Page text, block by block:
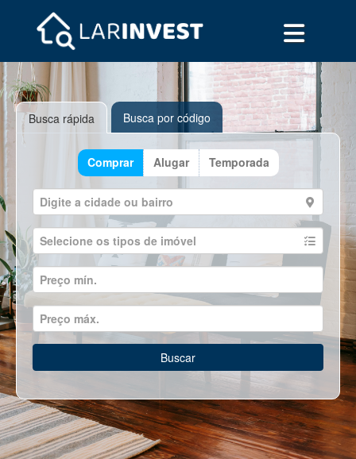
Busca rápida Busca por código
Comprar Alugar Temporada